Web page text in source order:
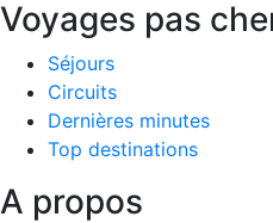
Voyages pas
Séjours
Circuits
Dernières minutes
Top destinations
A propos